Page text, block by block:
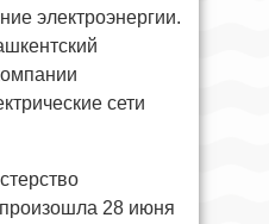
электроэнергии.
сети
28 июня